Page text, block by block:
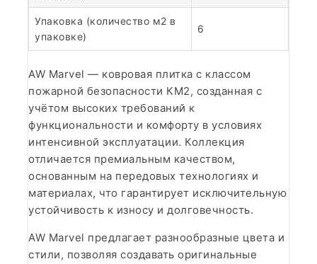
Упаковка (количество м2 в
упаковке)
6
AW Marvel — ковровая плитка с классом
пожарной безопасности КМ2, созданная с
учётом высоких требований к
функциональности и комфорту в условиях
интенсивной эксплуатации. Коллекция
отличается премиальным качеством,
основанным на передовых технологиях и
материалах, что гарантирует исключительную
устойчивость к износу и долговечность.
AW Marvel предлагает разнообразные цвета и
стили, позволяя создавать оригинальные